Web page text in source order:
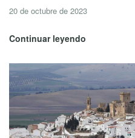
20 de octubre de 2023
Continuar leyendo